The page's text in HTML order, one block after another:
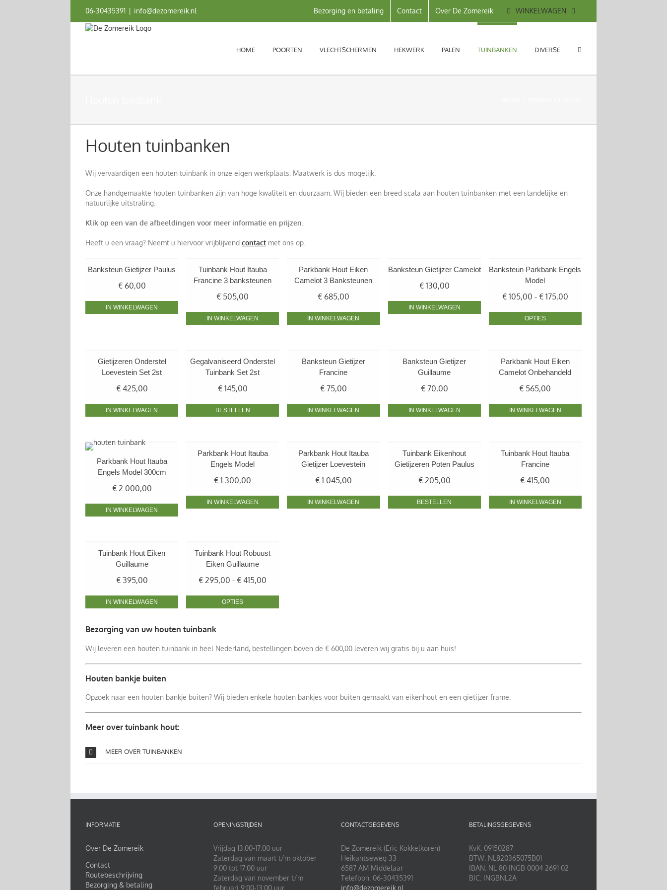
06‑30435391 | info@dezomereik.nl Bezorging en betaling Contact Over De Zomereik WINKELWAGEN
HOME POORTEN VLECHTSCHERMEN HEKWERK PALEN TUINBANKEN DIVERSE
Houten tuinbanken
Wij vervaardigen een houten tuinbank in onze eigen werkplaats. Maatwerk is dus mogelijk.
Onze handgemaakte houten tuinbanken zijn van hoge kwaliteit en duurzaam. Wij bieden een breed scala aan houten tuinbanken met een landelijke en
natuurlijke uitstraling.
Klik op een van de afbeeldingen voor meer informatie en prijzen.
Heeft u een vraag? Neemt u hiervoor vrijblijvend contactmet ons op.
Banksteun Gietijzer Paulus
€60,00
IN WINKELWAGEN
Tuinbank Hout Itauba
Francine 3 banksteunen
€ 505,00
IN WINKELWAGEN
Parkbank Hout Eiken
Camelot 3 Banksteunen
€685,00
IN WINKELWAGEN
Banksteun Gietijzer Camelot
€130,00
IN WINKELWAGEN
Banksteun Parkbank Engels
Model
€105,00 - €175,00Prijsklasse:
OPTIES
Gietijzeren Onderstel
Loevestein Set 2st
€425,00
IN WINKELWAGEN
Gegalvaniseerd Onderstel
Tuinbank Set 2st
€145,00
BESTELLEN
Banksteun Gietijzer
Francine
€75,00
IN WINKELWAGEN
Banksteun Gietijzer
Guillaume
€70,00
IN WINKELWAGEN
Parkbank Hout Eiken
Camelot Onbehandeld
€ 565,00
IN WINKELWAGEN
Parkbank Hout Itauba
Engels Model 300cm
€2.000,00
IN WINKELWAGEN
Parkbank Hout Itauba
Engels Model
€ 1.300,00
IN WINKELWAGEN
Parkbank Hout Itauba
Gietijzer Loevestein
€1.045,00
IN WINKELWAGEN
Tuinbank Eikenhout
Gietijzeren Poten Paulus
€205,00
BESTELLEN
Tuinbank Hout Itauba
Francine
€ 415,00
IN WINKELWAGEN
Tuinbank Hout Eiken
Guillaume
€395,00
IN WINKELWAGEN
Tuinbank Hout Robuust
Eiken Guillaume
€ 295,00 - € 415,00
OPTIES
Bezorging van uw houten tuinbank
Wij leveren een houten tuinbank in heel Nederland, bestellingen boven de € 600,00 leveren wij gratis bij u aan huis!
Houten bankje buiten
Opzoek naar een houten bankje buiten? Wij bieden enkele houten bankjes voor buiten gemaakt van eikenhout en een gietijzer frame.
Meer over tuinbank hout:
MEER OVER TUINBANKEN
INFORMATIE
Over De Zomereik
Contact
Routebeschrijving
Bezorging & betaling
OPENINGSTIJDEN
Vrijdag 13:00-17:00 uur
Zaterdag van maart t/m oktober
9:00 tot 17:00 uur
Zaterdag van november t/m
februari 9:00-13:00 uur
CONTACTGEGEVENS
De Zomereik (Eric Kokkelkoren)
Heikantseweg 33
6587 AM Middelaar
Telefoon: 06-30435391
info@dezomereik.nl
BETALINGSGEGEVENS
KvK: 09150287
BTW: NL820365075B01
IBAN: NL 80 INGB 0004 2691 02
BIC: INGBNL2A